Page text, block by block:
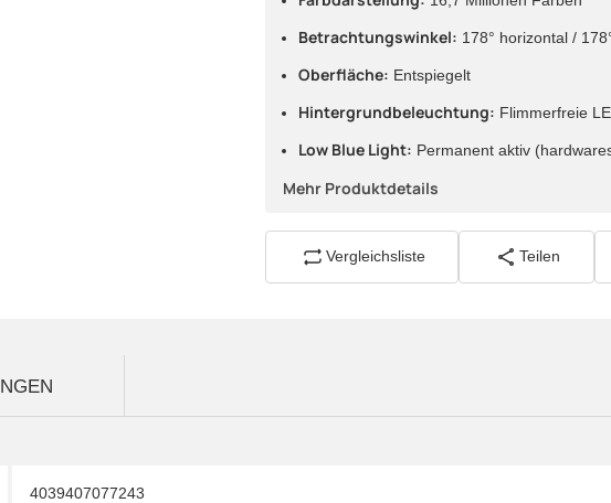
Betrachtungswinkel: 178° horizontal /
Oberfläche: Entspiegelt
Hintergrundbeleuchtung: Flimmerfreie
Low Blue Light: Permanent aktiv
Mehr Produktdetails
Vergleichsliste Teilen
4039407077243